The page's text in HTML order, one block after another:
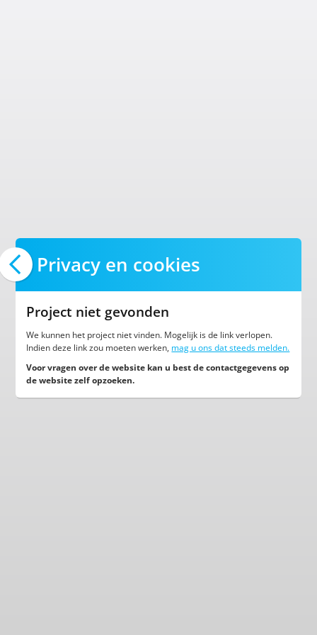
Privacy en cookies
Project niet gevonden
We kunnen het project niet vinden. Mogelijk is de link verlopen.
Indien deze link zou moeten werken, mag u ons dat steeds melden.
Voor vragen over de website kan u best de contactgegevens op
de website zelf opzoeken.